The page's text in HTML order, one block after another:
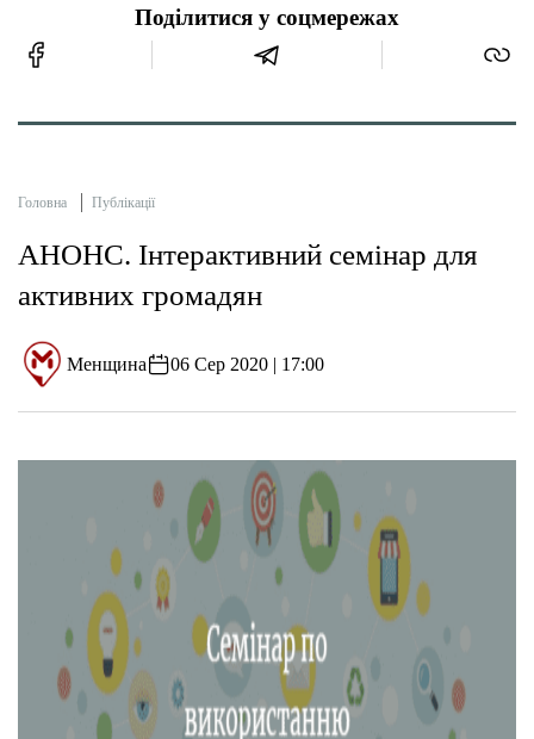
Поділитися у соцмережах
Головна Публікації
АНОНС. Інтерактивний семінар для
активних громадян
Менщина 06 Сер 2020 | 17:00